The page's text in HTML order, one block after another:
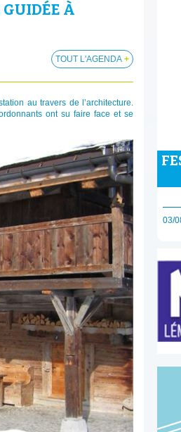
À
TOUT L'AGENDA +
au travers de l’architecture.
ont su faire face et se
03/